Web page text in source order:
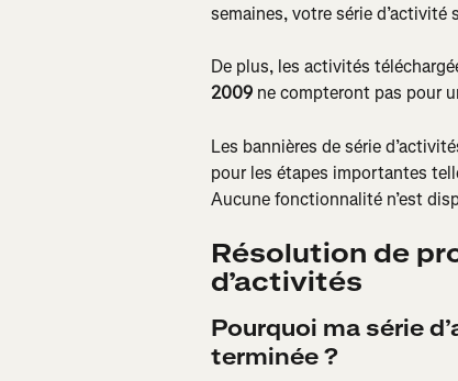
semaines, votre série
De plus, les activités
2009 ne compteront pas pour
Les bannières de série
pour les étapes importantes
Aucune fonctionnalité n’est
Résolution de
d’activités
Pourquoi ma série
terminée ?